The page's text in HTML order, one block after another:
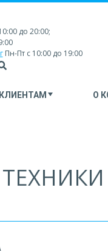
до 20:00;
Пн-Пт с 10:00 до 19:00
КЛИЕНТАМ О